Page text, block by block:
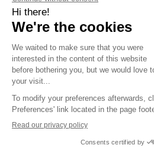
Μάρκα Extel
Μάρκα Thomson
Avidsen